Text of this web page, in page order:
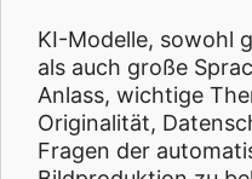
KI-Modelle, sowohl
als auch große
Anlass, wichtige
Originalität,
Fragen der